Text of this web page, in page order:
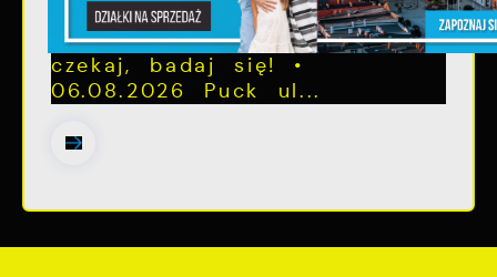
Letnia mammograficzna
ofensywa – kobieto, nie
czekaj, badaj się! •
06.08.2026 Puck ul...